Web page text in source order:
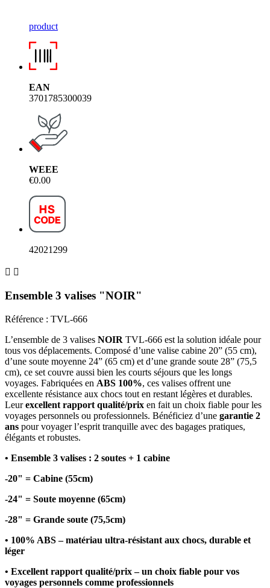
product
EAN
3701785300039
WEEE
€0.00
42021299
 
Ensemble 3 valises "NOIR"
Référence : TVL-666
L’ensemble de 3 valises NOIR TVL-666 est la solution idéale pour
tous vos déplacements. Composé d’une valise cabine 20” (55 cm),
d’une soute moyenne 24” (65 cm) et d’une grande soute 28” (75,5
cm), ce set couvre aussi bien les courts séjours que les longs
voyages. Fabriquées en ABS 100%, ces valises offrent une
excellente résistance aux chocs tout en restant légères et durables.
Leurexcellent rapport qualité/prix en fait un choix fiable pour les
voyages personnels ou professionnels. Bénéficiez d’une garantie 2
ans pour voyager l’esprit tranquille avec des bagages pratiques,
élégants et robustes.
• Ensemble 3 valises : 2 soutes + 1 cabine
-20" = Cabine (55cm)
-24" = Soute moyenne (65cm)
-28" = Grande soute (75,5cm)
• 100% ABS – matériau ultra-résistant aux chocs, durable et
léger
• Excellent rapport qualité/prix – un choix fiable pour vos
voyages personnels comme professionnels